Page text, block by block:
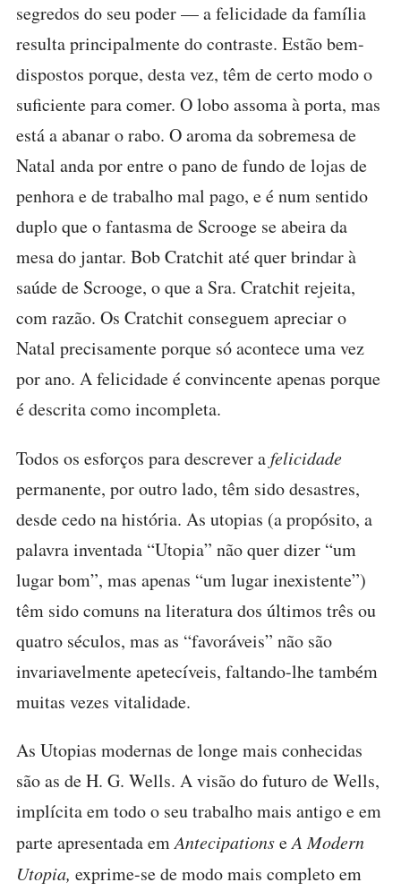
segredos do seu poder — a felicidade da família
resulta principalmente do contraste. Estão bem-
dispostos porque, desta vez, têm de certo modo o
suficiente para comer. O lobo assoma à porta, mas
está a abanar o rabo. O aroma da sobremesa de
Natal anda por entre o pano de fundo de lojas de
penhora e de trabalho mal pago, e é num sentido
duplo que o fantasma de Scrooge se abeira da
mesa do jantar. Bob Cratchit até quer brindar à
saúde de Scrooge, o que a Sra. Cratchit rejeita,
com razão. Os Cratchit conseguem apreciar o
Natal precisamente porque só acontece uma vez
por ano. A felicidade é convincente apenas porque
é descrita como incompleta.
Todos os esforços para descrever afelicidade
permanente, por outro lado, têm sido desastres,
desde cedo na história. As utopias (a propósito, a
palavra inventada “Utopia” não quer dizer “um
lugar bom”, mas apenas “um lugar inexistente”)
têm sido comuns na literatura dos últimos três ou
quatro séculos, mas as “favoráveis” não são
invariavelmente apetecíveis, faltando-lhe também
muitas vezes vitalidade.
As Utopias modernas de longe mais conhecidas
são as de H. G. Wells. A visão do futuro de Wells,
implícita em todo o seu trabalho mais antigo e em
parte apresentada emAntecipationseA Modern
Utopia, exprime-se de modo mais completo em